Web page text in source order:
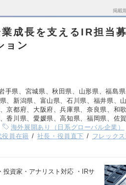
掲載
成長を支えるIR担当
ョン
手県、宮城県、秋田県、山形県、福島
、新潟県、富山県、石川県、福井県、
京都府、大阪府、兵庫県、奈良県、和
香川県、愛媛県、高知県、福岡県、佐賀
海外展開あり（日系グローバル企業）
役員在籍 社長・役員直下 フレック
投資家・アナリスト対応 ・IRサ